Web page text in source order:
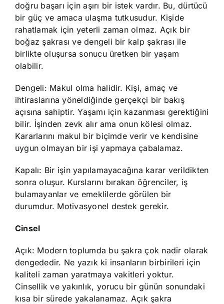
doğru başarı için aşırı bir istek vardır. Bu, dürtücü
bir güç ve amaca ulaşma tutkusudur. Kişide
rahatlamak için yeterli zaman olmaz. Açık bir
boğaz şakrası ve dengeli bir kalp şakrası ile
birlikte oluşursa sonucu üretken bir yaşam
olabilir.
Dengeli: Makul olma halidir. Kişi, amaç ve
ihtiraslarına yöneldiğinde gerçekçi bir bakış
açısına sahiptir. Yaşamı için kazanması gerektiğini
bilir. İşinden zevk alır ama onun kölesi olmaz.
Kararlarını makul bir biçimde verir ve kendisine
uygun olmayan bir işi yapmaya çabalamaz.
Kapalı: Bir işin yapılamayacağına karar verildikten
sonra oluşur. Kurslarını bırakan öğrenciler, iş
bulamayanlar ve emeklilerde görülen bir
durumdur. Motivasyonel destek gerekir.
Cinsel
Açık: Modern toplumda bu şakra çok nadir olarak
dengededir. Ne yazık ki insanların birbirileri için
kaliteli zaman yaratmaya vakitleri yoktur.
Cinsellik ve yakınlık, yorucu bir günün sonundaki
kısa bir sürede yakalanamaz. Açık şakra